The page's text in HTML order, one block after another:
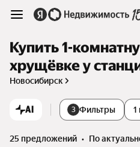
Купить 1-
хрущёвке у
Новосибирск
AI 3 Фильтры 1
25 предложений •
по